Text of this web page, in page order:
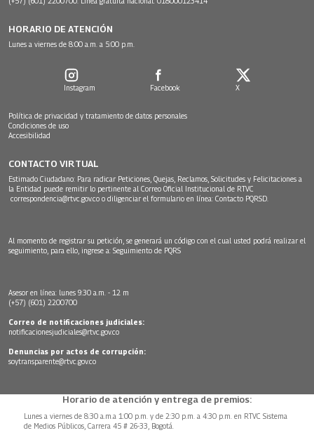
HORARIO DE ATENCIÓN
Lunes a viernes de 8:00 a.m. a 5:00 p.m.
Instagram Facebook X
Política de privacidad y tratamiento de datos personales
Condiciones de uso
Accesibilidad
CONTACTO VIRTUAL
Estimado Ciudadano: Para radicar Peticiones, Quejas, Reclamos, Solicitudes y Felicitaciones a
la Entidad puede remitir lo pertinente al Correo Oficial Institucional de RTVC
correspondencia@rtvc.gov.co o diligenciar el formulario en línea: Contacto PQRSD.
Al momento de registrar su petición, se generará un código con el cual usted podrá realizar el
seguimiento, para ello, ingrese a: Seguimiento de PQRS
Asesor en línea: lunes 9:30 a.m. - 12 m
(+57) (601) 2200700
Correo de notificaciones judiciales:
notificacionesjudiciales@rtvc.gov.co
Denuncias por actos de corrupción:
soytransparente@rtvc.gov.co
Horario de atención y entrega de premios:
Lunes a viernes de 8:30 a.m.a 1:00 p.m. y de 2:30 p.m. a 4:30 p.m. en RTVC Sistema
de Medios Públicos, Carrera 45 # 26-33, Bogotá.